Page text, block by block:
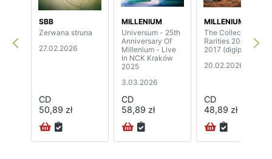
SBB
Zerwana struna
27.02.2026
CD
50,89 zł
MILLENIUM
Universum - 25th
Anniversary Of
Millenium - Live
In NCK Kraków
2025
3.03.2026
CD
58,89 zł
MILLENIUM
The Collector:
Rarities 2004-
2017 (digipak)
20.02.2026
CD
48,89 zł